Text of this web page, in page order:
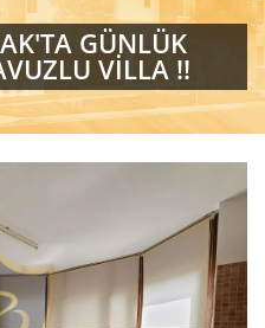
GÜNLÜK
VİLLA !!